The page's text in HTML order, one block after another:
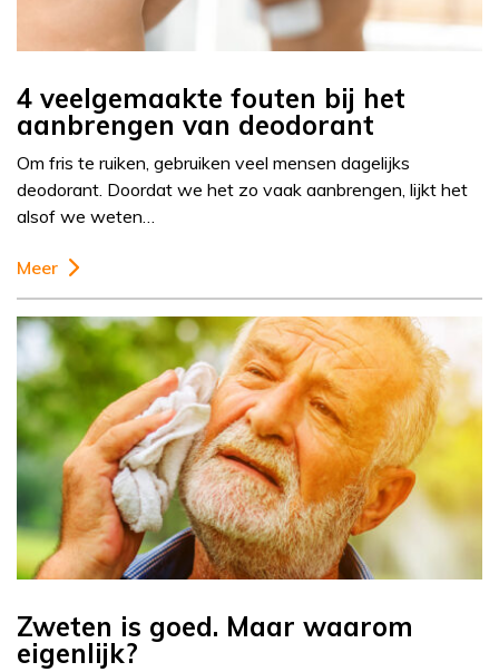
4 veelgemaakte fouten bij het
aanbrengen van deodorant
Om fris te ruiken, gebruiken veel mensen dagelijks
deodorant. Doordat we het zo vaak aanbrengen, lijkt het
alsof we weten…
Meer
Zweten is goed. Maar waarom
eigenlijk?